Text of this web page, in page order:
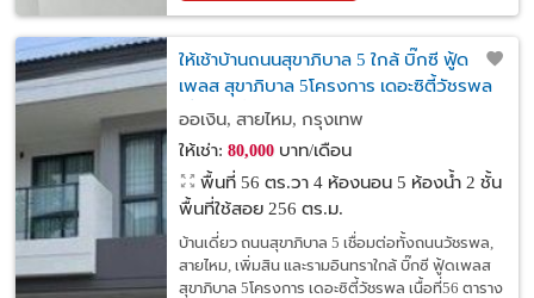
ให้เช้าบ้านถนนสุขาภิบาล 5 ใกล้ บิ๊กซี ฟู้ด
เพลส สุขาภิบาล 5โครงการ เดอะซิตี้วัชรพล
เชื่อมต่อทั้งถนนวัชรพล, สายไหม, เพิ่มสิน และ
รามอินทรา
ออเงิน, สายไหม, กรุงเทพ
ให้เช่า: 80,000บาท/เดือน
พื้นที่ 56 ตร.วา 4 ห้องนอน 5 ห้องน้ำ 2 ชั้น
พื้นที่ใช้สอย 256 ตร.ม.
บ้านเดี่ยว ถนนสุขาภิบาล 5 เชื่อมต่อทั้งถนนวัชรพล,
สายไหม, เพิ่มสิน และรามอินทราใกล้ บิ๊กซี ฟู้ดเพลส
สุขาภิบาล 5โครงการ เดอะซิตี้วัชรพล เนื้อที่56 ตาราง